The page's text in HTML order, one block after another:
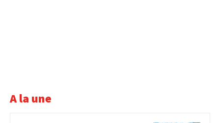
A la une